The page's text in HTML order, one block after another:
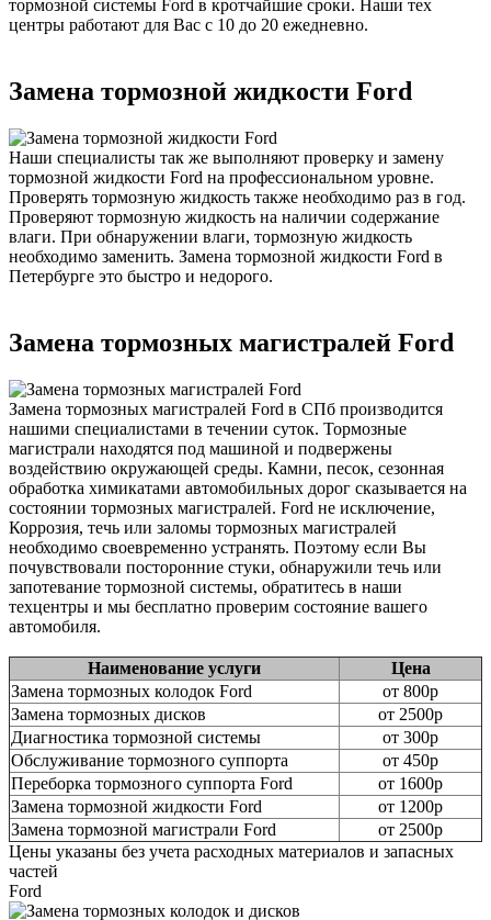
тормозной системы Ford в кротчайшие сроки. Наши тех
центры работают для Вас с 10 до 20 ежедневно.
Замена тормозной жидкости Ford
Наши специалисты так же выполняют проверку и замену
тормозной жидкости Ford на профессиональном уровне.
Проверять тормозную жидкость также необходимо раз в год.
Проверяют тормозную жидкость на наличии содержание
влаги. При обнаружении влаги, тормозную жидкость
необходимо заменить. Замена тормозной жидкости Ford в
Петербурге это быстро и недорого.
Замена тормозных магистралей Ford
Замена тормозных магистралей Ford в СПб производится
нашими специалистами в течении суток. Тормозные
магистрали находятся под машиной и подвержены
воздействию окружающей среды. Камни, песок, сезонная
обработка химикатами автомобильных дорог сказывается на
состоянии тормозных магистралей. Ford не исключение,
Коррозия, течь или заломы тормозных магистралей
необходимо своевременно устранять. Поэтому если Вы
почувствовали посторонние стуки, обнаружили течь или
запотевание тормозной системы, обратитесь в наши
техцентры и мы бесплатно проверим состояние вашего
автомобиля.
Наименование услуги
Цена
Замена тормозных колодок Ford
от 800р
Замена тормозных дисков
от 2500р
Диагностика тормозной системы
от 300р
Обслуживание тормозного суппорта
от 450р
Переборка тормозного суппорта Ford
от 1600р
Замена тормозной жидкости Ford
от 1200р
Замена тормозной магистрали Ford
от 2500р
Цены указаны без учета расходных материалов и запасных
частей
Ford